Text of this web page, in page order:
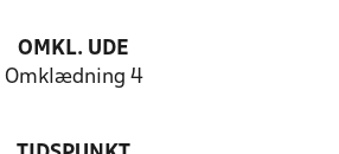
OMKL. UDE
Omklædning 4